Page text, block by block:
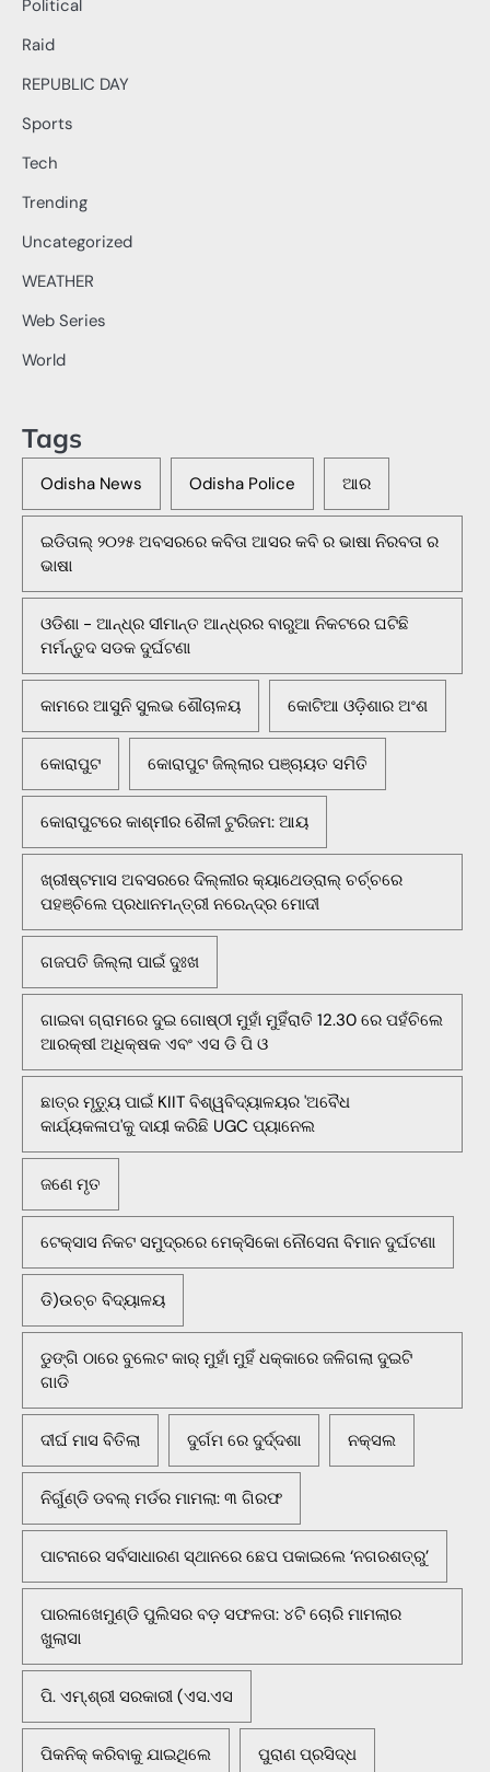
Political
Raid
REPUBLIC DAY
Sports
Tech
Trending
Uncategorized
WEATHER
Web Series
World
Tags
Odisha News Odisha Police ଆର
ଇଡିତାଲ୍ ୨୦୨୫ ଅବସରରେ କବିତା ଆସର କବି ର ଭାଷା ନିରବତା ର
ଭାଷା
ଓଡିଶା - ଆନ୍ଧ୍ର ସୀମାନ୍ତ ଆନ୍ଧ୍ରର ବାରୁଆ ନିକଟରେ ଘଟିଛି
ମର୍ମନ୍ତୁଦ ସଡକ ଦୁର୍ଘଟଣା
କାମରେ ଆସୁନି ସୁଲଭ ଶୌଚାଳୟ କୋଟିଆ ଓଡ଼ିଶାର ଅଂଶ
କୋରାପୁଟ କୋରାପୁଟ ଜିଲ୍ଲାର ପଞ୍ଚାୟତ ସମିତି
କୋରାପୁଟରେ କାଶ୍ମୀର ଶୈଳୀ ଟୁରିଜମ: ଆୟ
ଖ୍ରୀଷ୍ଟମାସ ଅବସରରେ ଦିଲ୍ଲୀର କ୍ୟାଥେଡ୍ରାଲ୍ ଚର୍ଚ୍ଚରେ
ପହଞ୍ଚିଲେ ପ୍ରଧାନମନ୍ତ୍ରୀ ନରେନ୍ଦ୍ର ମୋଦୀ
ଗଜପତି ଜିଲ୍ଲା ପାଇଁ ଦୁଃଖ
ଗାଇବା ଗ୍ରାମରେ ଦୁଇ ଗୋଷ୍ଠୀ ମୁହାଁ ମୁହିଁରାତି 12.30 ରେ ପହଁଚିଲେ
ଆରକ୍ଷୀ ଅଧିକ୍ଷକ ଏବଂ ଏସ ଡି ପି ଓ
ଛାତ୍ର ମୃତ୍ୟୁ ପାଇଁ KIIT ବିଶ୍ୱବିଦ୍ୟାଳୟର 'ଅବୈଧ
କାର୍ଯ୍ୟକଳାପ'କୁ ଦାୟୀ କରିଛି UGC ପ୍ୟାନେଲ
ଜଣେ ମୃତ
ଟେକ୍ସାସ ନିକଟ ସମୁଦ୍ରରେ ମେକ୍ସିକୋ ନୌସେନା ବିମାନ ଦୁର୍ଘଟଣା
ଡି)ଉଚ୍ଚ ବିଦ୍ୟାଳୟ
ଡୁଙ୍ଗି ଠାରେ ବୁଲେଟ କାର୍ ମୁହାଁ ମୁହିଁ ଧକ୍କାରେ ଜଳିଗଲା ଦୁଇଟି
ଗାଡି
ଦୀର୍ଘ ମାସ ବିତିଲା ଦୁର୍ଗମ ରେ ଦୁର୍ଦ୍ଦଶା ନକ୍ସଲ
ନିର୍ଗୁଣ୍ଡି ଡବଲ୍ ମର୍ଡର ମାମଲା: ୩ ଗିରଫ
ପାଟନାରେ ସର୍ବସାଧାରଣ ସ୍ଥାନରେ ଛେପ ପକାଇଲେ ‘ନଗରଶତ୍ରୁ’
ପାରଳାଖେମୁଣ୍ଡି ପୁଲିସର ବଡ଼ ସଫଳତା: ୪ଟି ଚୋରି ମାମଲାର
ଖୁଲାସା
ପି. ଏମ୍.ଶ୍ରୀ ସରକାରୀ (ଏସ.ଏସ
ପିକନିକ୍‌ କରିବାକୁ ଯାଇଥିଲେ ପୁରାଣ ପ୍ରସିଦ୍ଧ